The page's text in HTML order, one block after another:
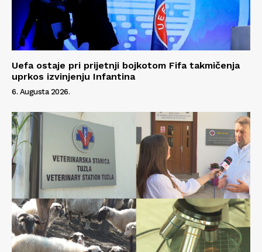
Uefa ostaje pri prijetnji bojkotom Fifa takmičenja
uprkos izvinjenju Infantina
6. Augusta 2026.